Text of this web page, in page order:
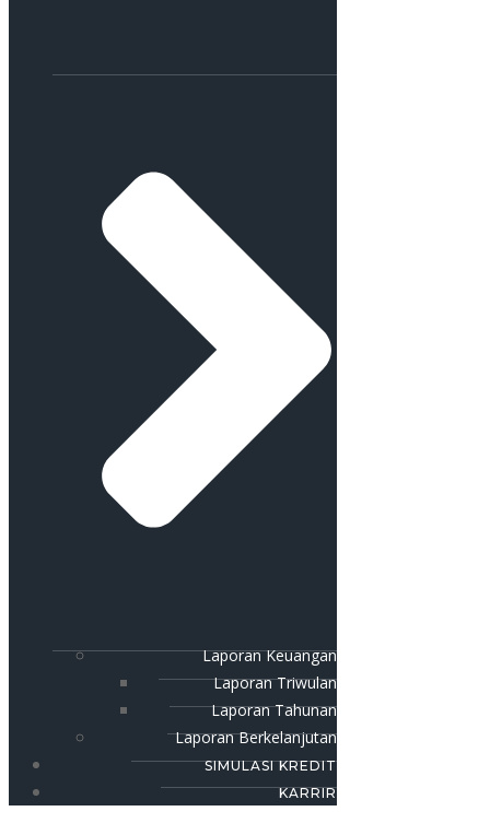
Laporan Keuangan
Laporan Triwulan
Laporan Tahunan
Laporan Berkelanjutan
SIMULASI KREDIT
KARRIR